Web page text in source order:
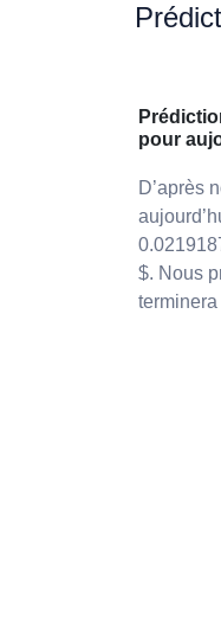
pour
D’après
$. Nous